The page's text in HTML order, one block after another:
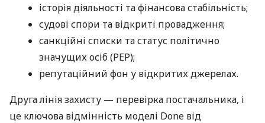
історія діяльності та фінансова стабільність;
судові спори та відкриті провадження;
санкційні списки та статус політично
значущих осіб (PEP);
репутаційний фон у відкритих джерелах.
Друга лінія захисту — перевірка постачальника, і
це ключова відмінність моделі Done від